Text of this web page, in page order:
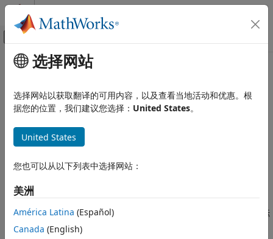
跳到内容
画布外导航菜单切换
文档主页
代码验证
审查和报告结果
编码标准
MISRA C:2023 Rule 2.6
主要内容
MISRA C:2023 Rule 2.6
A function should not contain unused label declarations
全页展开
描述
A function should not contain unused label declarations
理由
如果您声明了一个标签但未使用它，则代码审查人员无法判断该标
签是冗余的，还是因为疏忽未被使用。
选择网站
选择网站以获取翻译的可用内容，以及查看当地活动和优惠。根
据您的位置，我们建议您选择： United States。
United States
您也可以从以下列表中选择网站：
美洲
América Latina (Español)
Canada (English)